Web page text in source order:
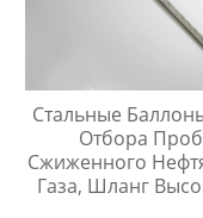
Стальные
Отбора Проб
Сжиженного
Газа, Шланг